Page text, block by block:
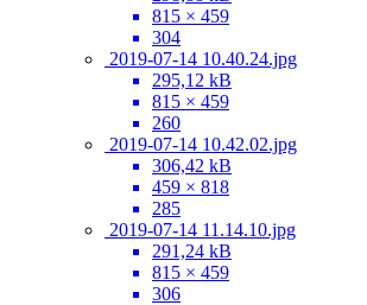
815 × 459
304
2019-07-14 10.40.24.jpg
295,12 kB
815 × 459
260
2019-07-14 10.42.02.jpg
306,42 kB
459 × 818
285
2019-07-14 11.14.10.jpg
291,24 kB
815 × 459
306